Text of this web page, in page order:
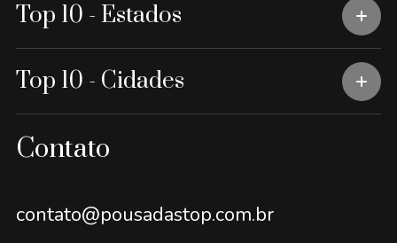
Top 10 - Estados
Top 10 - Cidades
Contato
contato@pousadastop.com.br